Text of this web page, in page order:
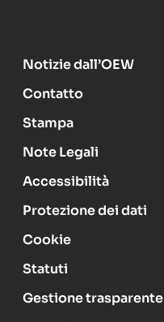
Notizie dall’OEW
Contatto
Stampa
Note Legali
Accessibilità
Protezione dei dati
Cookie
Statuti
Gestione trasparente